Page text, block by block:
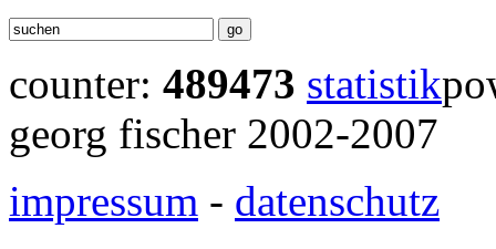
counter: 489473 statistik
georg fischer 2002-2007
impressum - datenschutz